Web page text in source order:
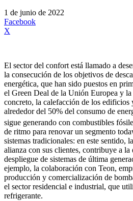
1 de junio de 2022
Facebook
X
El sector del confort está llamado a
la consecución de los objetivos de
energética, que han sido puestos en
el Green Deal de la Unión Europea y
concreto, la calefacción de los edificios
alrededor del 50% del consumo de
sigue generando con combustibles
de ritmo para renovar un segmento
sistemas tradicionales: en este sentido,
alianza con sus clientes, contribuye a
despliegue de sistemas de última
ejemplo, la colaboración con Teon,
producción y comercialización de
el sector residencial e industrial, que
refrigerante.